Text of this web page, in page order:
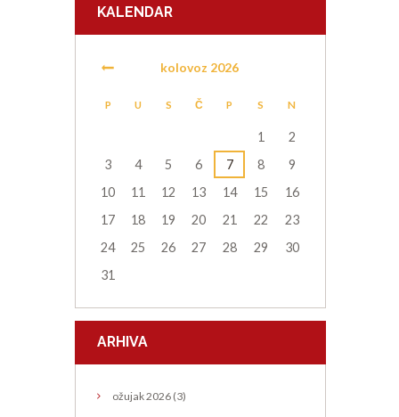
KALENDAR
kolovoz 2026
P U S Č P S N
1
2
3
4 5 6 7 8
9
10
11 12 13 14 15
16
17
18 19 20 21 22
23
24
25 26 27 28 29
30
31
ARHIVA
ožujak2026(3)